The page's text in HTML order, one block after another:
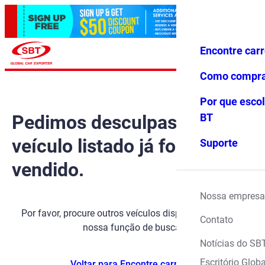
Favoritos Menu
Encontre
Como
Por que
BT
Suporte
Nossa empresa
Contato
Notícias do
Escritório
Pedimos desculpas, mas o
veículo listado já foi
vendido.
Por favor, procure outros veículos disponíveis usando
nossa função de busca.